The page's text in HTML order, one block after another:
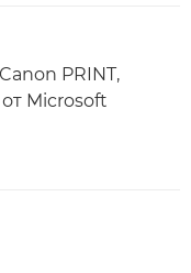
PRINT,
Microsoft